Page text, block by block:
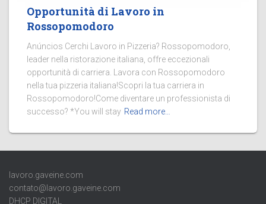
Opportunità di Lavoro in
Rossopomodoro
Anúncios Cerchi Lavoro in Pizzeria? Rossopomodoro,
leader nella ristorazione italiana, offre eccezionali
opportunità di carriera. Lavora con Rossopomodoro
nella tua pizzeria italiana!Scopri la tua carriera in
Rossopomodoro!Come diventare un professionista di
successo? *You will stay Read more…
lavoro.gaveine.com
contato@lavoro.gaveine.com
DHCP DIGITAL